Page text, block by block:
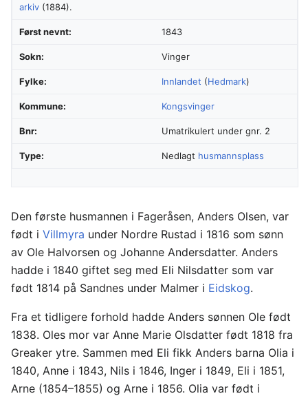
arkiv (1884).
Først nevnt: 1843
Sokn: Vinger
Fylke: Innlandet (Hedmark)
Kommune: Kongsvinger
Bnr: Umatrikulert under gnr. 2
Type: Nedlagt husmannsplass
Den første husmannen i Fageråsen, Anders Olsen, var
født i Villmyra under Nordre Rustad i 1816 som sønn
av Ole Halvorsen og Johanne Andersdatter. Anders
hadde i 1840 giftet seg med Eli Nilsdatter som var
født 1814 på Sandnes under Malmer i Eidskog.
Fra et tidligere forhold hadde Anders sønnen Ole født
1838. Oles mor var Anne Marie Olsdatter født 1818 fra
Greaker ytre. Sammen med Eli fikk Anders barna Olia i
1840, Anne i 1843, Nils i 1846, Inger i 1849, Eli i 1851,
Arne (1854–1855) og Arne i 1856. Olia var født i